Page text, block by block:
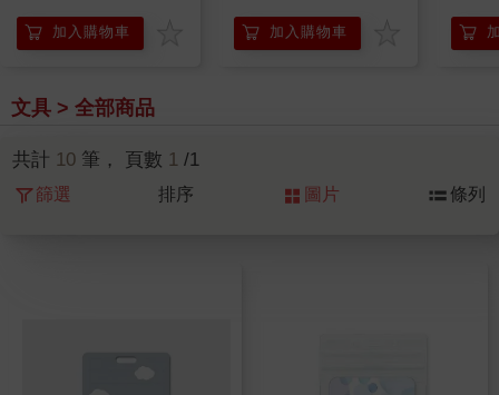
加入購物車 加入購物車
文具 > 全部商品
共計 10 筆， 頁數 1 /1
篩選 排序 圖片 條列